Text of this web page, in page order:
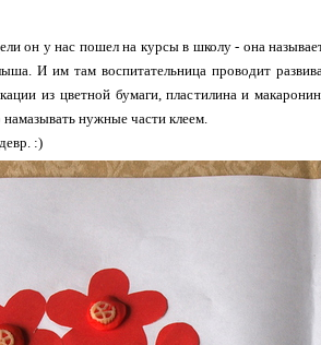
он у нас пошел на курсы в школу - она
И им там воспитательница проводит
из цветной бумаги, пластилина и
намазывать нужные части клеем.
:)